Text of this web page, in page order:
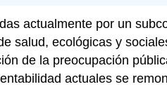
actualmente por un
salud, ecológicas y
de la preocupación
actuales se